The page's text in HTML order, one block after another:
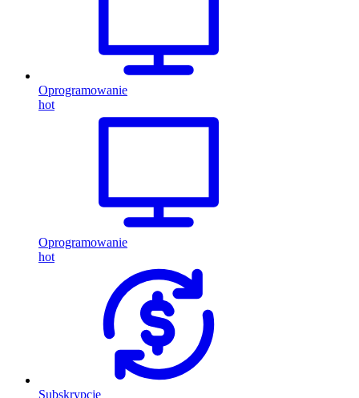
Oprogramowanie
hot
Oprogramowanie
hot
Subskrypcje